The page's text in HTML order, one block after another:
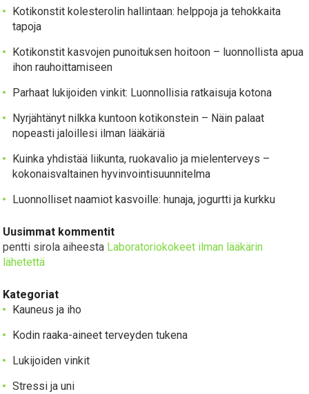
Kotikonstit kolesterolin hallintaan: helppoja ja tehokkaita
tapoja
Kotikonstit kasvojen punoituksen hoitoon – luonnollista apua
ihon rauhoittamiseen
Parhaat lukijoiden vinkit: Luonnollisia ratkaisuja kotona
Nyrjähtänyt nilkka kuntoon kotikonstein – Näin palaat
nopeasti jaloillesi ilman lääkäriä
Kuinka yhdistää liikunta, ruokavalio ja mielenterveys –
kokonaisvaltainen hyvinvointisuunnitelma
Luonnolliset naamiot kasvoille: hunaja, jogurtti ja kurkku
Uusimmat kommentit
pentti sirola aiheesta Laboratoriokokeet ilman lääkärin
lähetettä
Kategoriat
Kauneus ja iho
Kodin raaka-aineet terveyden tukena
Lukijoiden vinkit
Stressi ja uni